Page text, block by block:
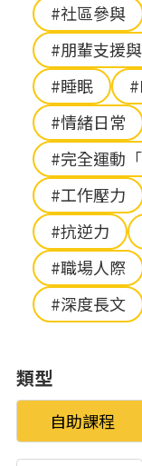
#社區參與
#朋輩支援
#睡眠
#情緒日常
#完全運動
#工作壓力
#抗逆力
#職場人際
#深度長文
類型
自助課程